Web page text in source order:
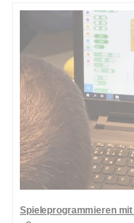
Spieleprogrammieren